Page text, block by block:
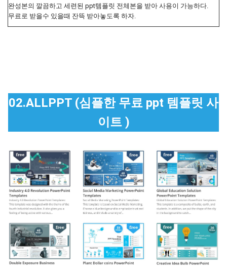
완성본의 깔끔하고 세련된 ppt템플릿 전체본을 받아 사용이 가능하다.
무료로 받을수 있을때 잔뜩 받아놓도록 하자.
02.ALLPPT (심플한 무료 ppt 템플릿 사
이트 )